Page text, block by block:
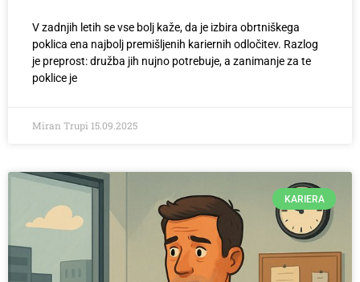
V zadnjih letih se vse bolj kaže, da je izbira obrtniškega
poklica ena najbolj premišljenih kariernih odločitev. Razlog
je preprost: družba jih nujno potrebuje, a zanimanje za te
poklice je
Miran Trupi 15.09.2025
KARIERA